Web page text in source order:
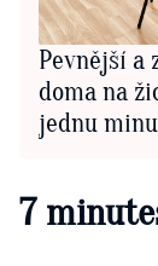
Pevnější a
doma na
jednu
7